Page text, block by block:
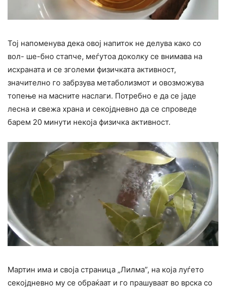
Тој напоменува дека овој напиток не делува како со
вол- ше-бно стапче, меѓутоа доколку се внимава на
исхраната и се зголеми физичката активност,
значително го забрзува метаболизмот и овозможува
топење на масните наслаги. Потребно е да се јаде
лесна и свежа храна и секојдневно да се спроведе
барем 20 минути некоја физичка активност.
Мартин има и своја страница „Лилма”, на која луѓето
секојдневно му се обраќаат и го прашуваат во врска со